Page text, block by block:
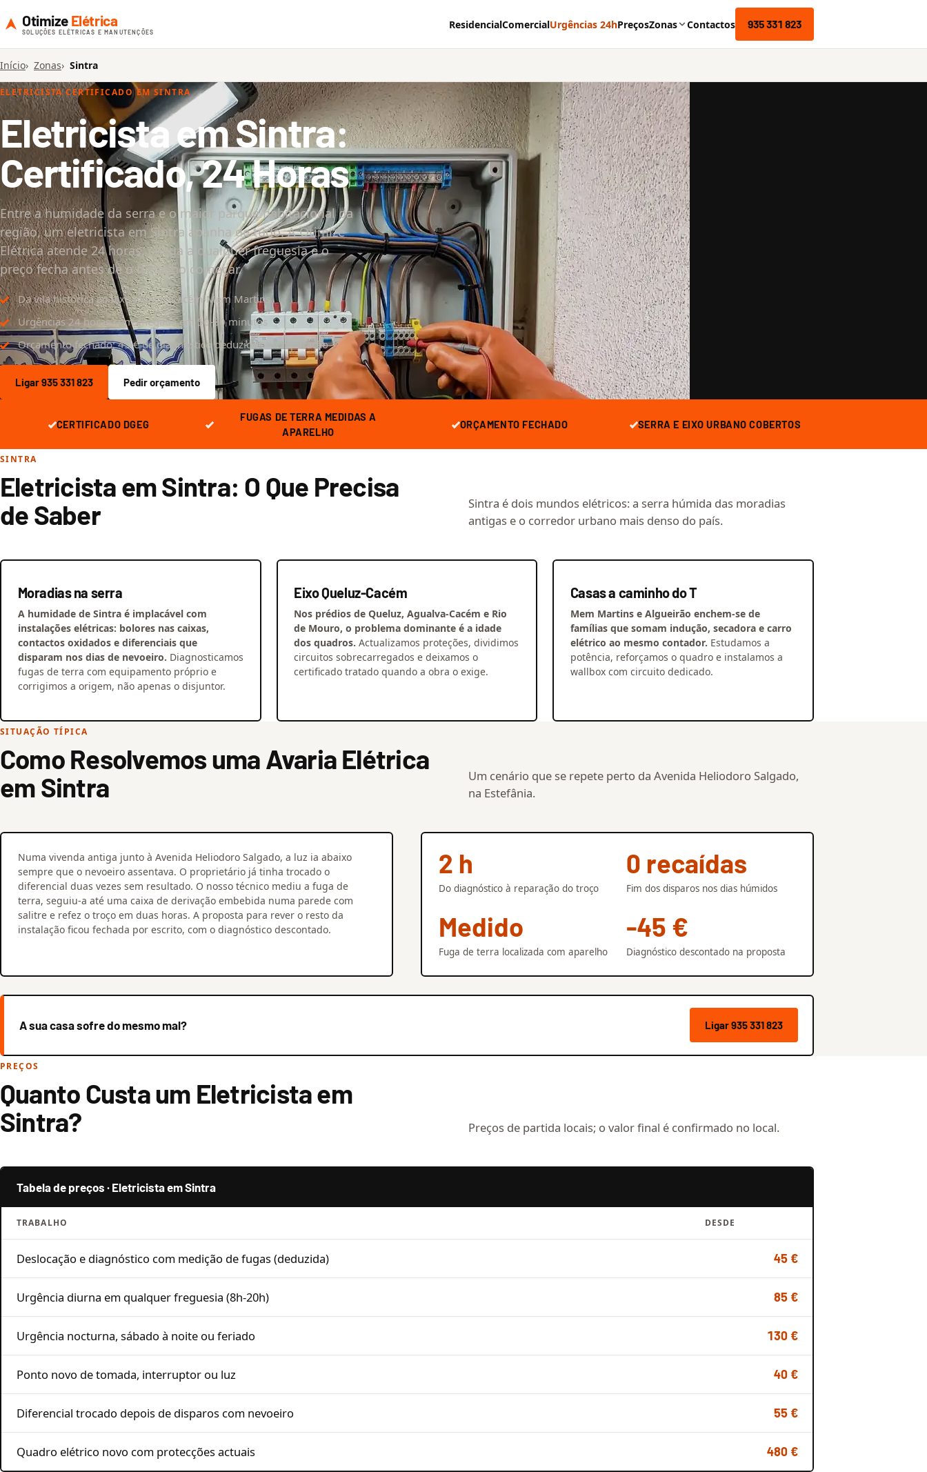
Otimize Elétrica
SOLUÇÕES ELÉTRICAS E MANUTENÇÕES
ResidencialComercialUrgências 24hPreçosZonas Contactos 935 331 823
Início Zonas Sintra
ELETRICISTA CERTIFICADO EM SINTRA
Eletricista em Sintra:
Certificado, 24 Horas
Entre a humidade da serra e o maior parque habitacional da
região, um eletricista em Sintra apanha de tudo. A Otimize
Elétrica atende 24 horas, chega a qualquer freguesia e o
preço fecha antes de o trabalho começar.
Da vila histórica ao eixo Queluz-Cacém-Mem Martins
Urgências 24 horas com chegada em 50-80 minutos
Orçamento fechado; 45 € de diagnóstico deduzidos na reparação
Ligar 935 331 823 Pedir orçamento
CERTIFICADO DGEG
FUGAS DE TERRA MEDIDAS A
APARELHO
ORÇAMENTO FECHADO SERRA E EIXO URBANO COBERTOS
SINTRA
Eletricista em Sintra: O Que Precisa
de Saber
Sintra é dois mundos elétricos: a serra húmida das moradias
antigas e o corredor urbano mais denso do país.
Moradias na serra
A humidade de Sintra é implacável com
instalações elétricas: bolores nas caixas,
contactos oxidados e diferenciais que
disparam nos dias de nevoeiro. Diagnosticamos
fugas de terra com equipamento próprio e
corrigimos a origem, não apenas o disjuntor.
Eixo Queluz-Cacém
Nos prédios de Queluz, Agualva-Cacém e Rio
de Mouro, o problema dominante é a idade
dos quadros. Actualizamos proteções, dividimos
circuitos sobrecarregados e deixamos o
certificado tratado quando a obra o exige.
Casas a caminho do T
Mem Martins e Algueirão enchem-se de
famílias que somam indução, secadora e carro
elétrico ao mesmo contador. Estudamos a
potência, reforçamos o quadro e instalamos a
wallbox com circuito dedicado.
SITUAÇÃO TÍPICA
Como Resolvemos uma Avaria Elétrica
em Sintra
Um cenário que se repete perto da Avenida Heliodoro Salgado,
na Estefânia.
Numa vivenda antiga junto à Avenida Heliodoro Salgado, a luz ia abaixo
sempre que o nevoeiro assentava. O proprietário já tinha trocado o
diferencial duas vezes sem resultado. O nosso técnico mediu a fuga de
terra, seguiu-a até uma caixa de derivação embebida numa parede com
salitre e refez o troço em duas horas. A proposta para rever o resto da
instalação ficou fechada por escrito, com o diagnóstico descontado.
2 h
Do diagnóstico à reparação do troço
0 recaídas
Fim dos disparos nos dias húmidos
Medido
Fuga de terra localizada com aparelho
-45 €
Diagnóstico descontado na proposta
A sua casa sofre do mesmo mal? Ligar 935 331 823
PREÇOS
Quanto Custa um Eletricista em
Sintra?
Preços de partida locais; o valor final é confirmado no local.
Tabela de preços · Eletricista em Sintra
TRABALHO DESDE
Deslocação e diagnóstico com medição de fugas (deduzida) 45 €
Urgência diurna em qualquer freguesia (8h-20h) 85 €
Urgência nocturna, sábado à noite ou feriado 130 €
Ponto novo de tomada, interruptor ou luz 40 €
Diferencial trocado depois de disparos com nevoeiro 55 €
Quadro elétrico novo com protecções actuais 480 €